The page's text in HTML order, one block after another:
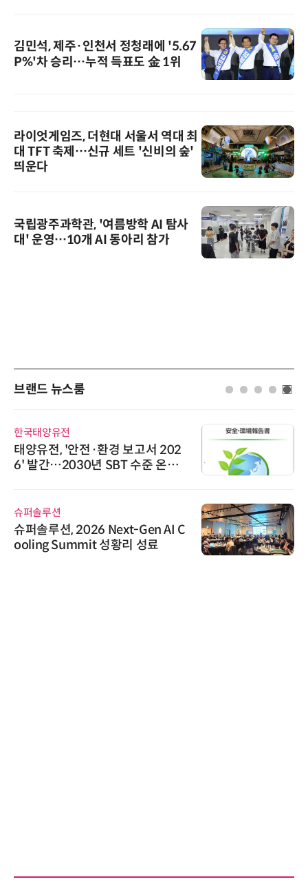
김민석, 제주·인천서 정청래에 '5.67
P%'차 승리…누적 득표도 金 1위
라이엇게임즈, 더현대 서울서 역대 최
대 TFT 축제…신규 세트 '신비의 숲'
띄운다
국립광주과학관, '여름방학 AI 탐사
대' 운영…10개 AI 동아리 참가
브랜드 뉴스룸
한국태양유전
태양유전, '안전·환경 보고서 202
6' 발간…2030년 SBT 수준 온실
슈퍼솔루션
슈퍼솔루션, 2026 Next-Gen AI C
ooling Summit 성황리 성료